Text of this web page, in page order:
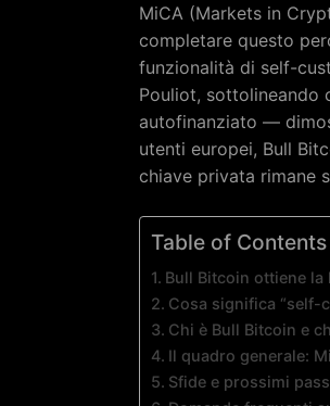
MiCA (Markets in
completare questo
funzionalità di self-
Pouliot,
autofinanziato —
utenti europei, Bull
chiave privata rimane
Table of Contents
Bull Bitcoin ottiene la
Cosa significa “self-
Chi è Bull Bitcoin e
Il quadro generale:
Sfide e prossimi